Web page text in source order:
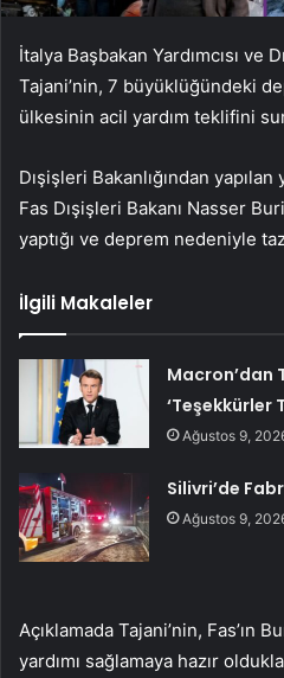
İtalya Başbakan Yardımcısı ve
Tajani’nin, 7 büyüklüğündeki
ülkesinin acil yardım teklifini
Dışişleri Bakanlığından yapılan
Fas Dışişleri Bakanı Nasser
yaptığı ve deprem nedeniyle
İlgili Makaleler
Macron’dan
‘Teşekkürler
Ağustos 9,
Silivri’de
Ağustos 9,
Açıklamada Tajani’nin, Fas’ın
yardımı sağlamaya hazır